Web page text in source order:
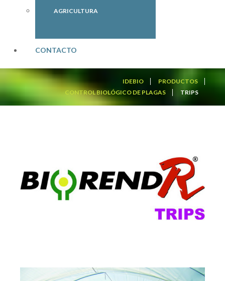
AGRICULTURA
CONTACTO
IDEBIO
PRODUCTOS
CONTROL BIOLÓGICO DE PLAGAS
TRIPS